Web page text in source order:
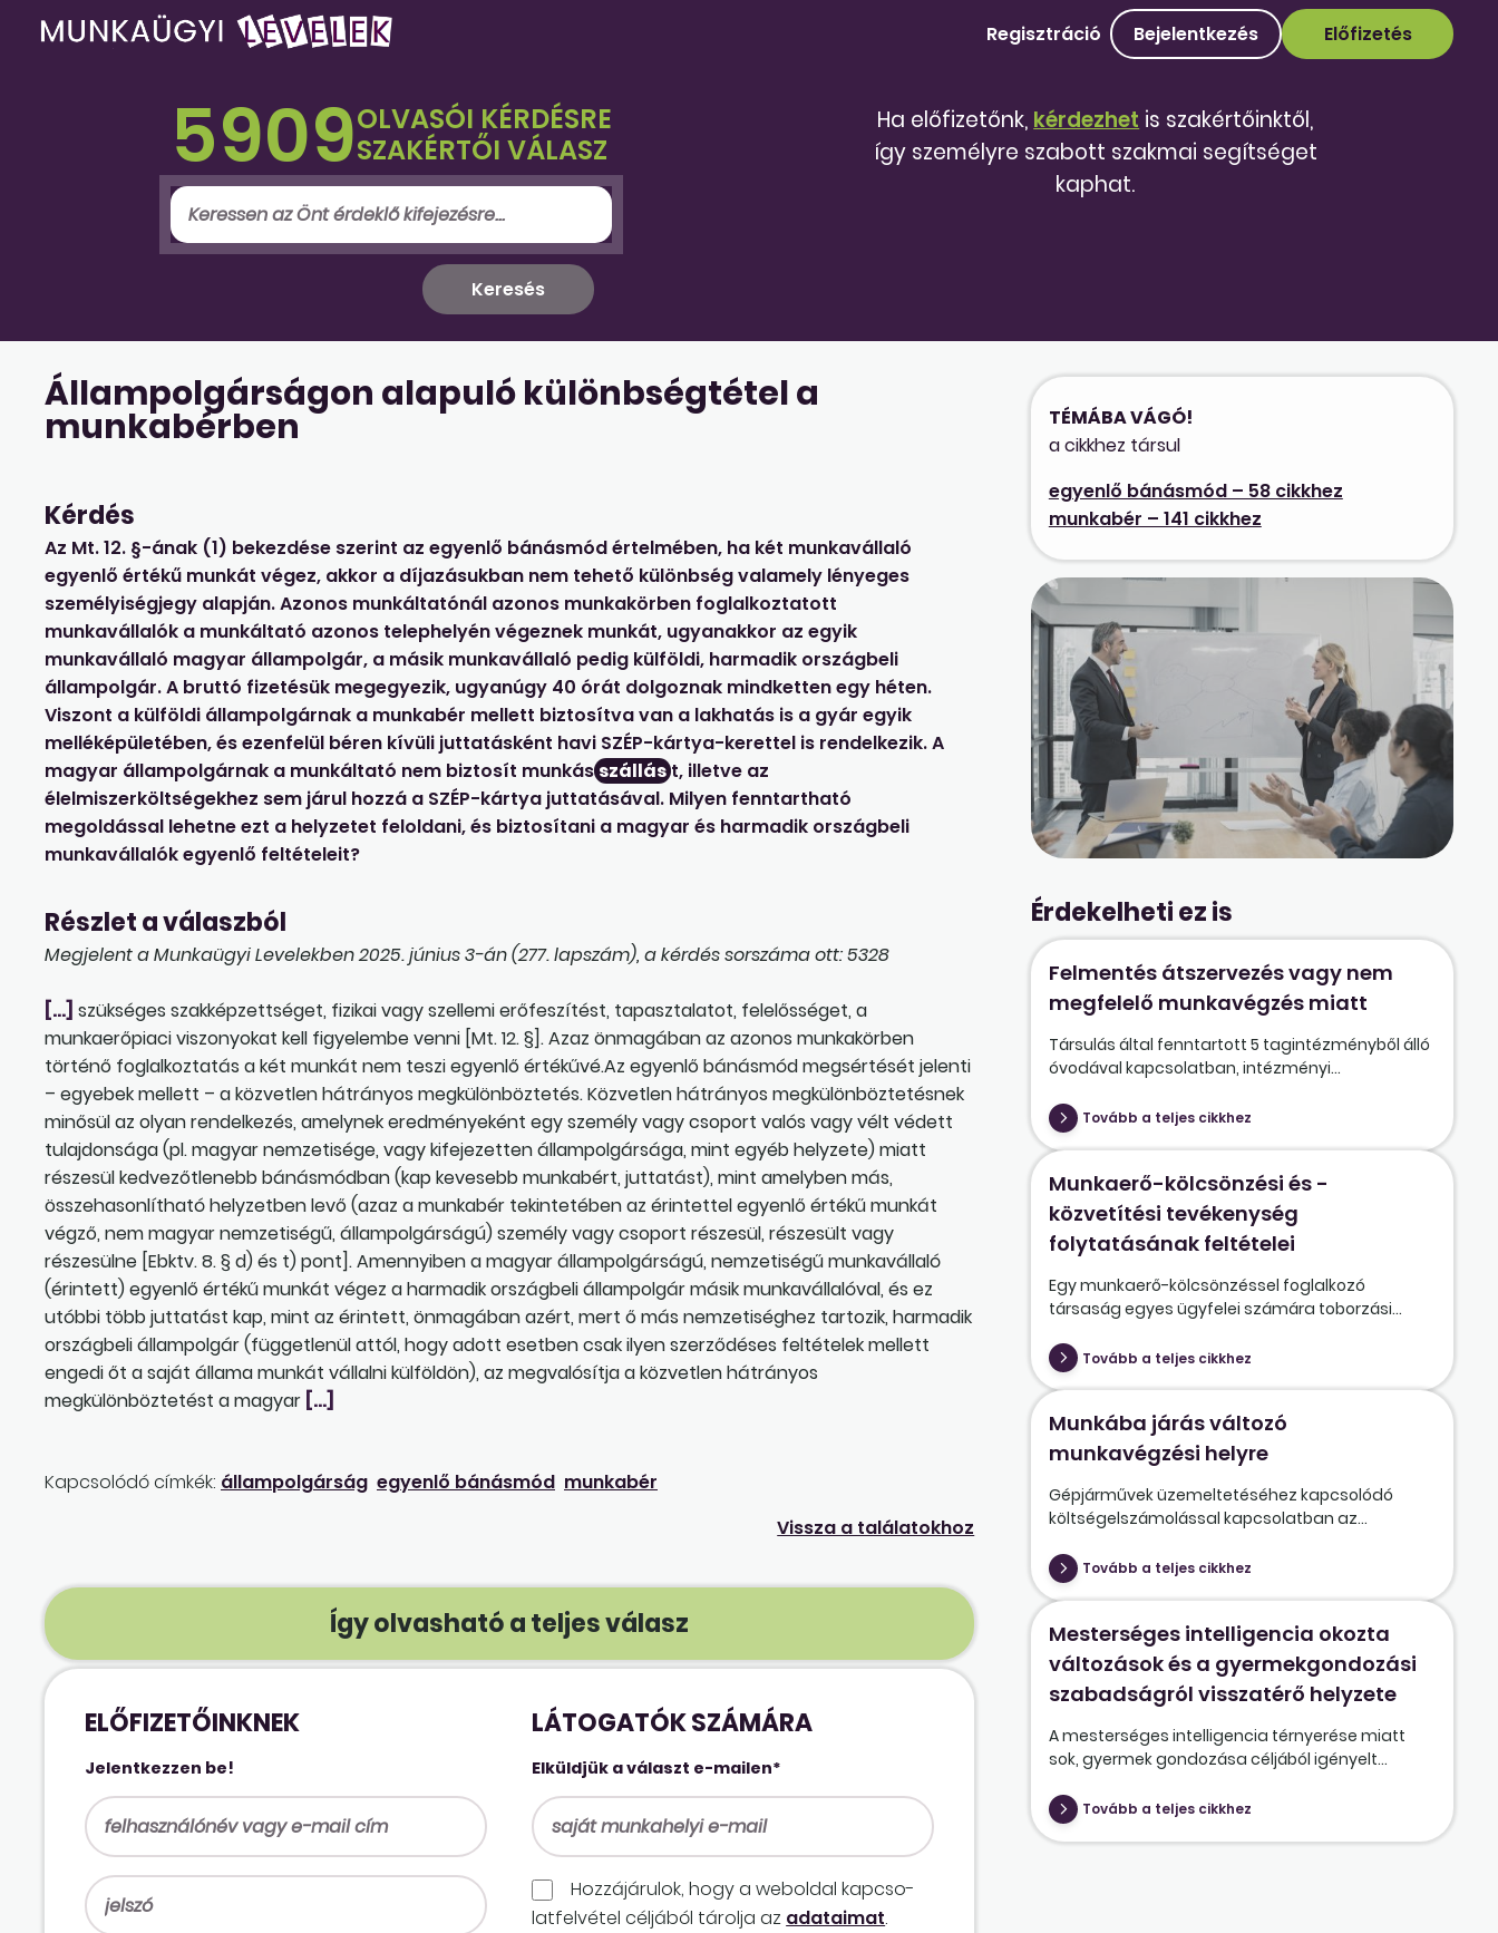
Regisztráció Bejelentkezés Előfizetés
5909OLVASÓI KÉRDÉSRE
SZAKÉRTŐI VÁLASZ
Ha előfizetőnk, kérdezhet is szakértőinktől,
így személyre szabott szakmai segítséget
kaphat.
Állampolgárságon alapuló különbségtétel a
munkabérben
Kérdés
Az Mt. 12. §-ának (1) bekezdése szerint az egyenlő bánásmód értelmében, ha két munkavállaló
egyenlő értékű munkát végez, akkor a díjazásukban nem tehető különbség valamely lényeges
személyiségjegy alapján. Azonos munkáltatónál azonos munkakörben foglalkoztatott
munkavállalók a munkáltató azonos telephelyén végeznek munkát, ugyanakkor az egyik
munkavállaló magyar állampolgár, a másik munkavállaló pedig külföldi, harmadik országbeli
állampolgár. A bruttó fizetésük megegyezik, ugyanúgy 40 órát dolgoznak mindketten egy héten.
Viszont a külföldi állampolgárnak a munkabér mellett biztosítva van a lakhatás is a gyár egyik
melléképületében, és ezenfelül béren kívüli juttatásként havi SZÉP-kártya-kerettel is rendelkezik. A
magyar állampolgárnak a munkáltató nem biztosít munkás szállás t, illetve az
élelmiszerköltségekhez sem járul hozzá a SZÉP-kártya juttatásával. Milyen fenntartható
megoldással lehetne ezt a helyzetet feloldani, és biztosítani a magyar és harmadik országbeli
munkavállalók egyenlő feltételeit?
Részlet a válaszból
Megjelent a Munkaügyi Levelekben 2025. június 3-án (277. lapszám), a kérdés sorszáma ott: 5328
[…] szükséges szakképzettséget, fizikai vagy szellemi erőfeszítést, tapasztalatot, felelősséget, a
munkaerőpiaci viszonyokat kell figyelembe venni [Mt. 12. §]. Azaz önmagában az azonos munkakörben
történő foglalkoztatás a két munkát nem teszi egyenlő értékűvé.Az egyenlő bánásmód megsértését jelenti
– egyebek mellett – a közvetlen hátrányos megkülönböztetés. Közvetlen hátrányos megkülönböztetésnek
minősül az olyan rendelkezés, amelynek eredményeként egy személy vagy csoport valós vagy vélt védett
tulajdonsága (pl. magyar nemzetisége, vagy kifejezetten állampolgársága, mint egyéb helyzete) miatt
részesül kedvezőtlenebb bánásmódban (kap kevesebb munkabért, juttatást), mint amelyben más,
összehasonlítható helyzetben levő (azaz a munkabér tekintetében az érintettel egyenlő értékű munkát
végző, nem magyar nemzetiségű, állampolgárságú) személy vagy csoport részesül, részesült vagy
részesülne [Ebktv. 8. § d) és t) pont]. Amennyiben a magyar állampolgárságú, nemzetiségű munkavállaló
(érintett) egyenlő értékű munkát végez a harmadik országbeli állampolgár másik munkavállalóval, és ez
utóbbi több juttatást kap, mint az érintett, önmagában azért, mert ő más nemzetiséghez tartozik, harmadik
országbeli állampolgár (függetlenül attól, hogy adott esetben csak ilyen szerződéses feltételek mellett
engedi őt a saját állama munkát vállalni külföldön), az megvalósítja a közvetlen hátrányos
megkülönböztetést a magyar […]
Kapcsolódó címkék: állampolgárság egyenlő bánásmód munkabér
Vissza a találatokhoz
Így olvasható a teljes válasz
ELŐFIZETŐINKNEK
Jelentkezzen be!
LÁTOGATÓK SZÁMÁRA
Elküldjük a választ e-mailen*
Hozzájárulok, hogy a weboldal kapcso­
lat­felvétel céljából tárolja az adataimat.
TÉMÁBA VÁGÓ!
a cikkhez társul
egyenlő bánásmód – 58 cikkhez
munkabér – 141 cikkhez
Érdekelheti ez is
Felmentés átszervezés vagy nem
megfelelő munkavégzés miatt
Társulás által fenntartott 5 tagintézményből álló
óvodával kapcsolatban, intézményi...
Tovább a teljes cikkhez
Munkaerő-kölcsönzési és -
közvetítési tevékenység
folytatásának feltételei
Egy munkaerő-kölcsönzéssel foglalkozó
társaság egyes ügyfelei számára toborzási...
Tovább a teljes cikkhez
Munkába járás változó
munkavégzési helyre
Gépjárművek üzemeltetéséhez kapcsolódó
költségelszámolással kapcsolatban az...
Tovább a teljes cikkhez
Mesterséges intelligencia okozta
változások és a gyermekgondozási
szabadságról visszatérő helyzete
A mesterséges intelligencia térnyerése miatt
sok, gyermek gondozása céljából igényelt...
Tovább a teljes cikkhez